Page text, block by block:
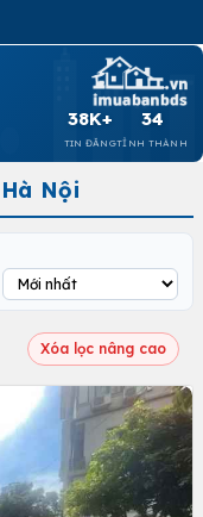
38K+
TIN ĐĂNG
34
TỈNH THÀNH
Nội
Xóa lọc nâng cao